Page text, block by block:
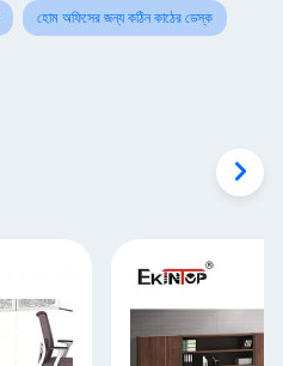
হোম অফিসের জন্য কঠিন কাঠের ডেস্ক